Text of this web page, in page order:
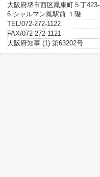
大阪府堺市西区鳳東町５丁423-
6 シャルマン鳳駅前 １階
TEL/072-272-1122
FAX/072-272-1121
大阪府知事 (1) 第63202号